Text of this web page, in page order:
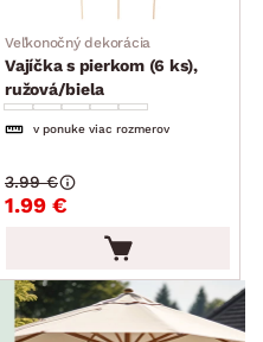
Veľkonočný dekorácia
Vajíčka s pierkom (6 ks),
ružová/biela
v ponuke viac rozmerov
1.99 €
3.99 €